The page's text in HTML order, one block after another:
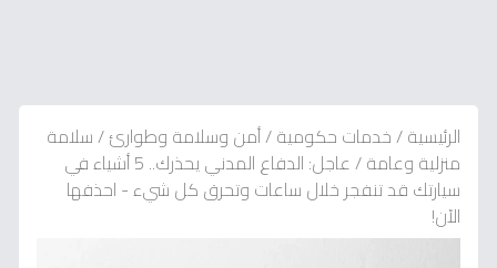
الرئيسية/خدمات حكومية/أمن وسلامة وطوارئ/سلامة
منزلية وعامة/
عاجل: الدفاع المدني يحذرك.. 5 أشياء في
سيارتك قد تنفجر خلال ساعات وتحرق كل شيء - احذفها
الآن!